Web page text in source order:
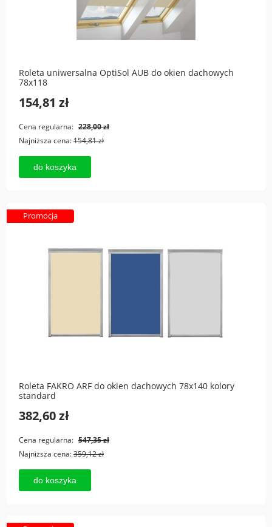
Roleta uniwersalna OptiSol AUB do okien dachowych
78x118
154,81 zł
Cena regularna: 228,00 zł
Najniższa cena:154,81 zł
do koszyka
Roleta FAKRO ARF do okien dachowych 78x140 kolory
standard
382,60 zł
Cena regularna: 547,35 zł
Najniższa cena:359,12 zł
do koszyka
Promocja